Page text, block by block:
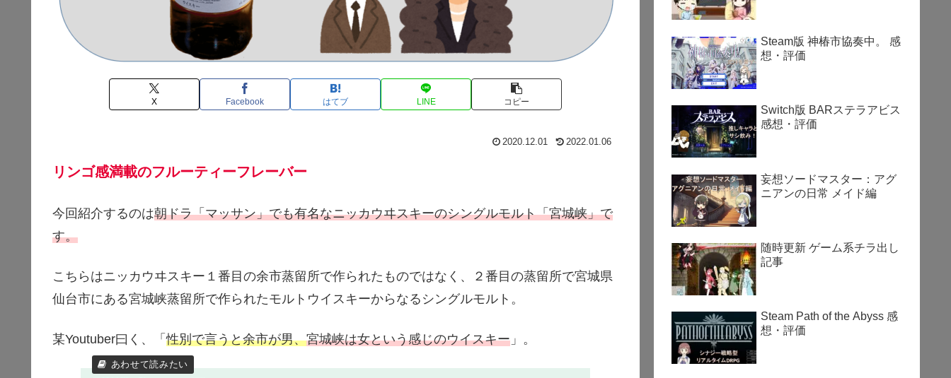
X Facebook はてブ LINE コピー
2020.12.01 2022.01.06
リンゴ感満載のフルーティーフレーバー
今回紹介するのは朝ドラ「マッサン」でも有名なニッカウヰスキーのシングルモルト「宮城峡」で
す。
こちらはニッカウヰスキー１番目の余市蒸留所で作られたものではなく、２番目の蒸留所で宮城県
仙台市にある宮城峡蒸留所で作られたモルトウイスキーからなるシングルモルト。
某Youtuber曰く、「性別で言うと余市が男、宮城峡は女という感じのウイスキー 」。
Steam版 神椿市協奏中。 感
想・評価
Switch版 BARステラアビス
感想・評価
妄想ソードマスター：アグ
ニアンの日常 メイド編
随時更新 ゲーム系チラ出し
記事
Steam Path of the Abyss 感
想・評価